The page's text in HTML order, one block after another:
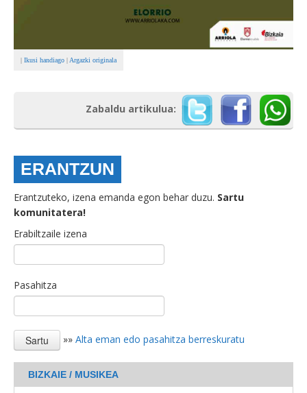
Ikusi handiago Argazki originala
Zabaldu artikulua:
ERANTZUN
Erantzuteko, izena emanda egon behar duzu. Sartu
komunitatera!
Erabiltzaile izena
Pasahitza
»» Alta eman edo pasahitza berreskuratu
BIZKAIE / MUSIKEA